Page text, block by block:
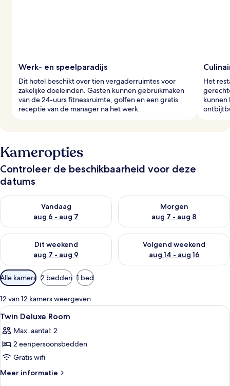
Werk- en speelparadijs
Dit hotel beschikt over tien vergaderruimtes voor
zakelijke doeleinden. Gasten kunnen gebruikmaken
van de 24-uurs fitnessruimte, golfen en een gratis
receptie van de manager na het werk.
Het
Kameropties
Controleer de beschikbaarheid voor deze
datums
Vandaag
aug 6 - aug 7
De beschikbaarheid controleren voor vanavond aug 6 - aug 7
Morgen
aug 7 - aug 8
De beschikbaarheid
Dit weekend
aug 7 - aug 9
De beschikbaarheid controleren voor dit weekend aug 7 -
Volgend weekend
aug 14 - aug 16
De beschikbaarheid
Beschikbare
filters
voor
kamers
Alle kamers 2 bedden 1 bed
12 van 12 kamers weergeven
Alle
foto's
voor
Twin
Deluxe
Room
Een hotelkamer met twee bedden,
4
Twin Deluxe Room
Max. aantal: 2
2 eenpersoonsbedden
Gratis wifi
Meer informatie
Meer